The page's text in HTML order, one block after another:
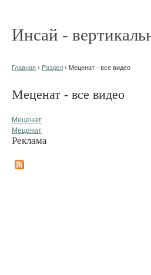
Инсай -
Главная › Раздел › Меценат - все видео
Меценат - все видео
Меценат
Меценат
Реклама